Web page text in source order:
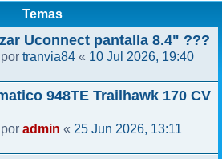
Temas
Uconnect pantalla 8.4" ???
tranvia84 « 10 Jul 2026, 19:40
948TE Trailhawk 170 CV
admin « 25 Jun 2026, 13:11